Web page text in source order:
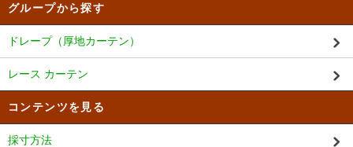
グループから探す
ドレープ（厚地カーテン）
レース カーテン
コンテンツを見る
採寸方法